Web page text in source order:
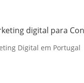
digital para
Digital em Portugal